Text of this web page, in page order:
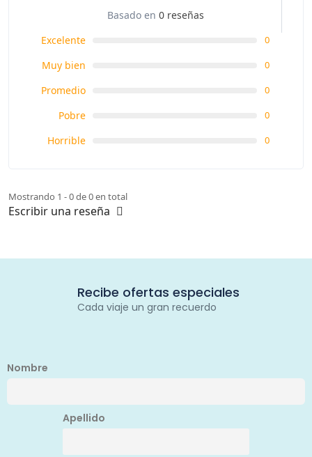
Basado en 0 reseñas
Excelente
0
Muy bien 0
Promedio 0
Pobre 0
Horrible 0
Mostrando 1 - 0 de 0 en total
Escribir una reseña
Recibe ofertas especiales
Cada viaje un gran recuerdo
Nombre
Apellido